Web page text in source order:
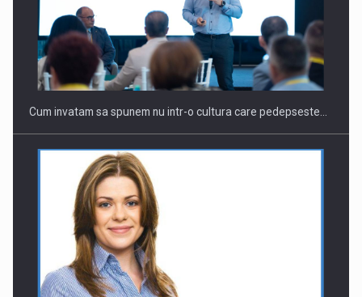
Webinar - Business Evolution-RETHINK STRATEGY-Finantare
Investitii Digitalizare
Cum invatam sa spunem nu intr-o cultura care pedepseste…